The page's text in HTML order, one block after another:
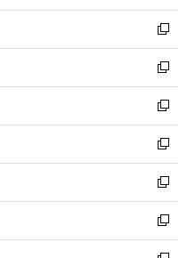
開
く
ウ
で
開
く
ン
ド
ウ
で
開
く
ウ
ィ
ン
ド
ウ
で
開
く
新
し
い
ウ
ィ
ン
ド
ウ
で
開
く
新
し
い
ウ
ィ
ン
ド
ウ
で
開
新
し
い
ウ
ィ
ン
ド
ウ
新
し
い
ウ
ィ
ン
新
し
い
ウ
新
し